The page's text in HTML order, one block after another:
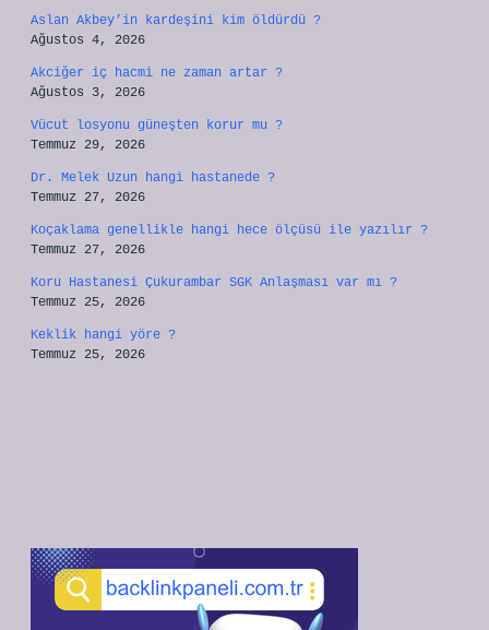
Aslan Akbey’in kardeşini kim öldürdü ?
Ağustos 4, 2026
Akciğer iç hacmi ne zaman artar ?
Ağustos 3, 2026
Vücut losyonu güneşten korur mu ?
Temmuz 29, 2026
Dr. Melek Uzun hangi hastanede ?
Temmuz 27, 2026
Koçaklama genellikle hangi hece ölçüsü ile yazılır ?
Temmuz 27, 2026
Koru Hastanesi Çukurambar SGK Anlaşması var mı ?
Temmuz 25, 2026
Keklik hangi yöre ?
Temmuz 25, 2026